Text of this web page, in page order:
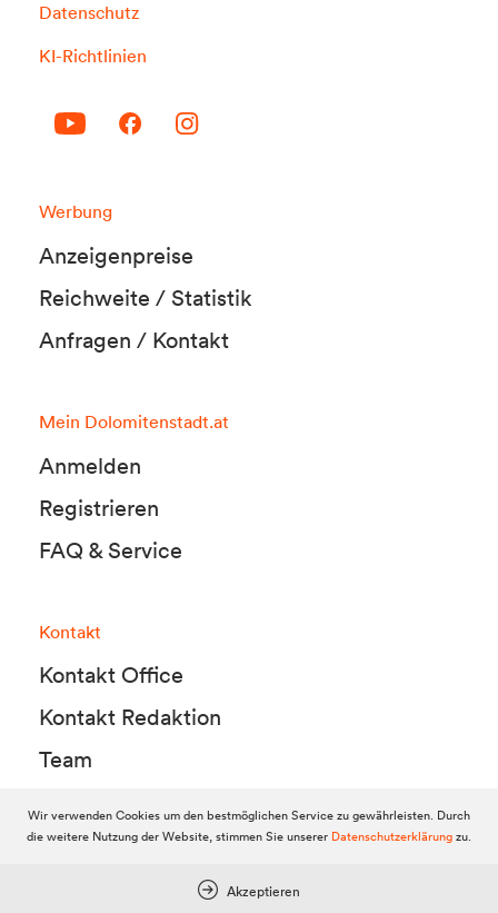
Datenschutz
KI-Richtlinien
Werbung
Anzeigenpreise
Reichweite / Statistik
Anfragen / Kontakt
Mein Dolomitenstadt.at
Anmelden
Registrieren
FAQ & Service
Kontakt
Kontakt Office
Kontakt Redaktion
Team
© 2010-2026 Dolomitenstadt.at
Wir verwenden Cookies um den bestmöglichen Service zu gewährleisten. Durch
die weitere Nutzung der Website, stimmen Sie unserer Datenschutzerklärungzu.
Akzeptieren